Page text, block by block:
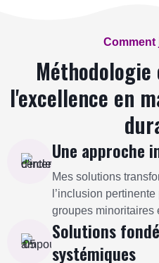
Comment
l'excellence en
Une approche
Mes solutions
l’inclusion
groupes minoritaires
Solutions
systémiques